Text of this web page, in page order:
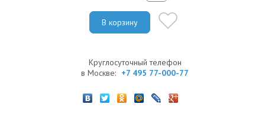
В корзину
Круглосуточный телефон
в Москве: +7 495 77-000-77